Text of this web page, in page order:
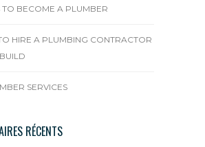
TO BECOME A PLUMBER
HIRE A PLUMBING CONTRACTOR
SERVICES
RÉCENTS